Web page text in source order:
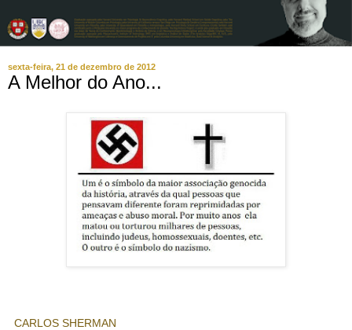
sexta-feira, 21 de dezembro de 2012
A Melhor do Ano...
CARLOS SHERMAN